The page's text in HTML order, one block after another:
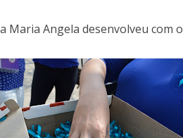
Angela desenvolveu com